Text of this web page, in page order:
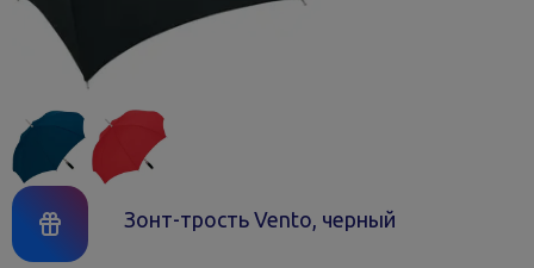
Зонт-трость Vento, черный